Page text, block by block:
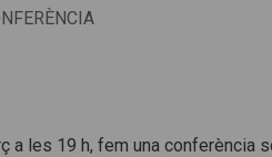
a les 19 h, fem una conferència